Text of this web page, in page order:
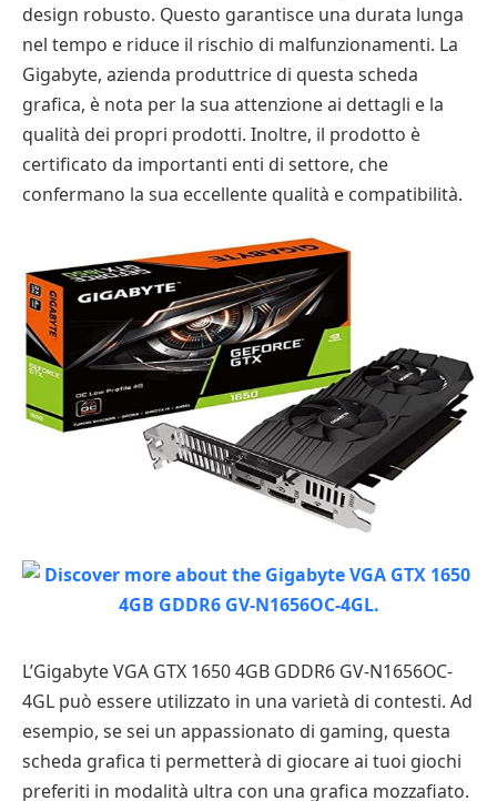
design robusto. Questo garantisce una durata lunga
nel tempo e riduce il rischio di malfunzionamenti. La
Gigabyte, azienda produttrice di questa scheda
grafica, è nota per la sua attenzione ai dettagli e la
qualità dei propri prodotti. Inoltre, il prodotto è
certificato da importanti enti di settore, che
confermano la sua eccellente qualità e compatibilità.
L’Gigabyte VGA GTX 1650 4GB GDDR6 GV-N1656OC-
4GL può essere utilizzato in una varietà di contesti. Ad
esempio, se sei un appassionato di gaming, questa
scheda grafica ti permetterà di giocare ai tuoi giochi
preferiti in modalità ultra con una grafica mozzafiato.